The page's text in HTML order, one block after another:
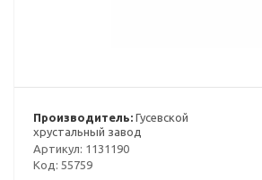
Производитель: Гусевской
хрустальный завод
Артикул: 1131190
Код: 55759